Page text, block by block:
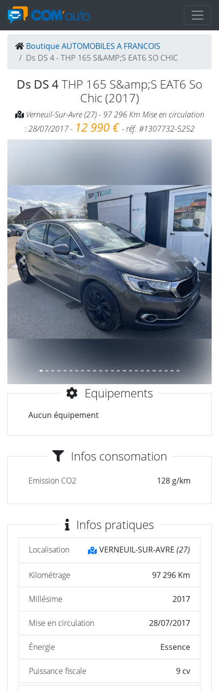
Boutique AUTOMOBILES A FRANCOIS
Ds DS 4 - THP 165 S&AMP;S EAT6 SO CHIC
Ds DS 4THP 165 S&amp;S EAT6 So
Chic (2017)
Verneuil-Sur-Avre (27) - 97 296 Km Mise en circulation
: 28/07/2017 - 12 990 €- réf. #1307732-5252
Précèdent
Equipements
Aucun équipement
Infos consomation
Emission CO2 128 g/km
Infos pratiques
Localisation VERNEUIL-SUR-AVRE (27)
Kilométrage 97 296 Km
Millésime 2017
Mise en circulation 28/07/2017
Énergie Essence
Puissance fiscale 9 cv